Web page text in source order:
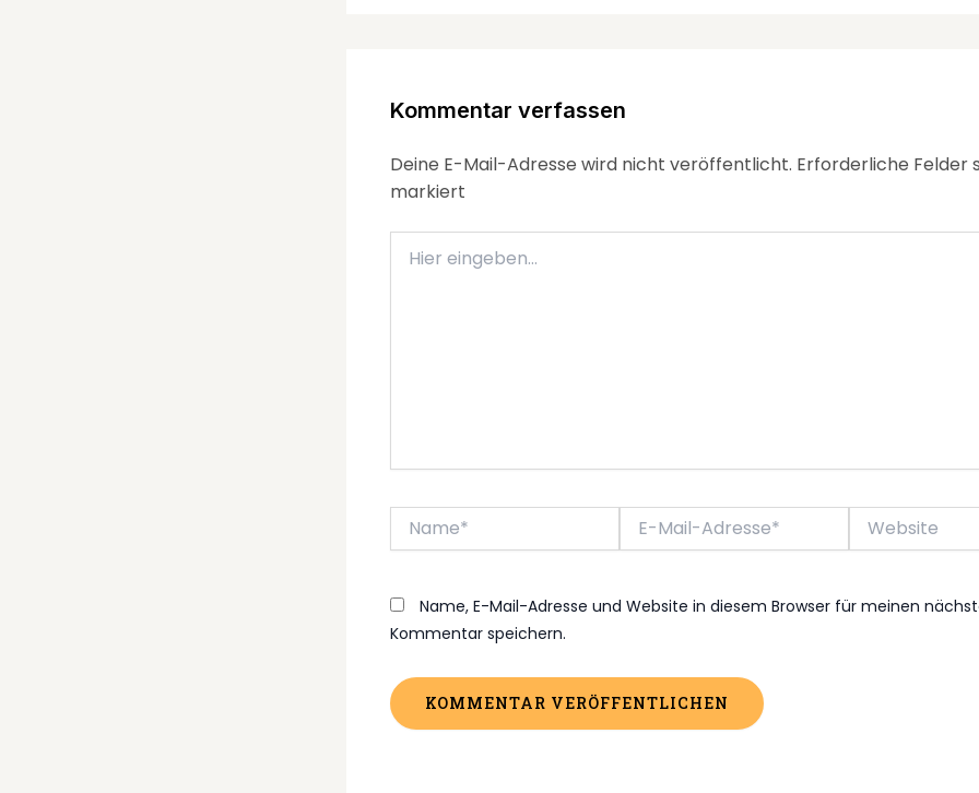
Kommentar verfassen
Deine E-Mail-Adresse wird nicht veröffentlicht. Erforderliche Felder
markiert
eingeben…
Mail-
Website
Name, E-Mail-Adresse und Website in diesem Browser für meinen
Kommentar speichern.